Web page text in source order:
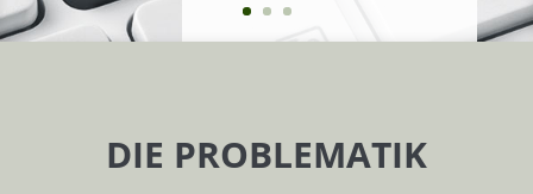
DIE PROBLEMATIK